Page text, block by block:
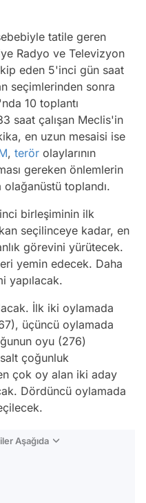
tatile geren
Radyo ve Televizyon
eden 5'inci gün saat
seçimlerinden sonra
10 toplantı
saat çalışan Meclis'in
en uzun mesaisi ise
, terör olaylarının
gereken önlemlerin
toplandı.
birleşiminin ilk
seçilinceye kadar, en
görevini yürütecek.
yemin edecek. Daha
yapılacak.
İlk iki oylamada
üçüncü oylamada
oyu (276)
çoğunluk
çok oy alan iki aday
Dördüncü oylamada
Aşağıda